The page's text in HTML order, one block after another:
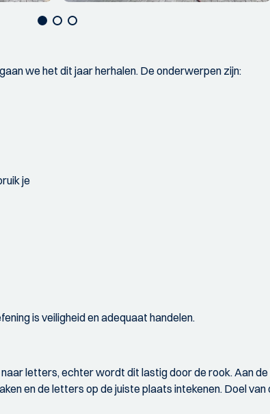
we het dit jaar herhalen. De onderwerpen zijn:
je
is veiligheid en adequaat handelen.
letters, echter wordt dit lastig door de rook. Aan
en de letters op de juiste plaats intekenen. Doel